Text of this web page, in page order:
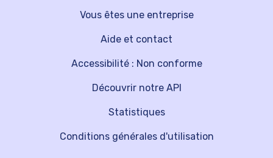
Vous êtes une entreprise
Découvrir notre API
Aide et contact
Statistiques
Accessibilité : Non conforme
Conditions générales d'utilisation